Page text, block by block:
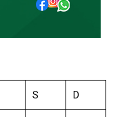
S D